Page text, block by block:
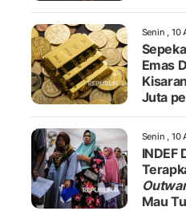
Senin , 10
Emas
Juta
Senin , 10
INDEF
Mau